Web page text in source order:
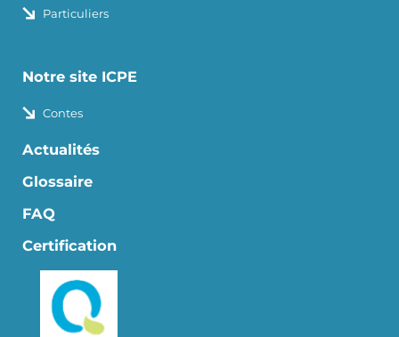
Particuliers
Notre site ICPE
Contes
Actualités
Glossaire
FAQ
Certification